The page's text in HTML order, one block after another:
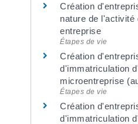
Création
nature de l'activité
entreprise
Étapes de vie
Création
d'immatriculation
microentreprise
Étapes de vie
Création
d'immatriculation